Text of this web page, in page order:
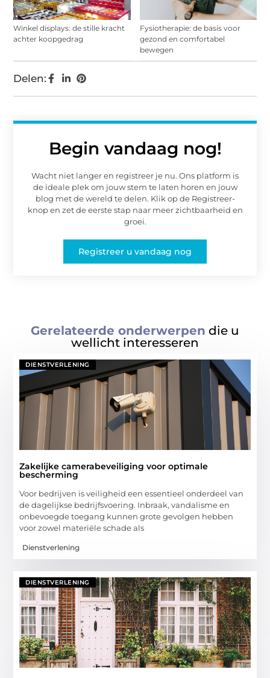
Winkel displays: de stille kracht
achter koopgedrag
Fysiotherapie: de basis voor
gezond en comfortabel
bewegen
Begin vandaag nog!
Wacht niet langer en registreer je nu. Ons platform is
de ideale plek om jouw stem te laten horen en jouw
blog met de wereld te delen. Klik op de Registreer-
knop en zet de eerste stap naar meer zichtbaarheid en
groei.
Registreer u vandaag nog
Delen:
Gerelateerde onderwerpen die u
wellicht interesseren
DIENSTVERLENING
Zakelijke camerabeveiliging voor optimale
bescherming
Voor bedrijven is veiligheid een essentieel onderdeel van
de dagelijkse bedrijfsvoering. Inbraak, vandalisme en
onbevoegde toegang kunnen grote gevolgen hebben
voor zowel materiële schade als
Dienstverlening
DIENSTVERLENING